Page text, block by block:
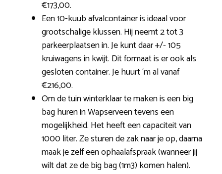
€173,00.
Een 10-kuub afvalcontainer is ideaal voor
grootschalige klussen. Hij neemt 2 tot 3
parkeerplaatsen in. Je kunt daar +/- 105
kruiwagens in kwijt. Dit formaat is er ook als
gesloten container. Je huurt ‘m al vanaf
€216,00.
Om de tuin winterklaar te maken is een big
bag huren in Wapserveen tevens een
mogelijkheid. Het heeft een capaciteit van
1000 liter. Ze sturen de zak naar je op, daarna
maak je zelf een ophaalafspraak (wanneer jij
wilt dat ze de big bag (1m3) komen halen).